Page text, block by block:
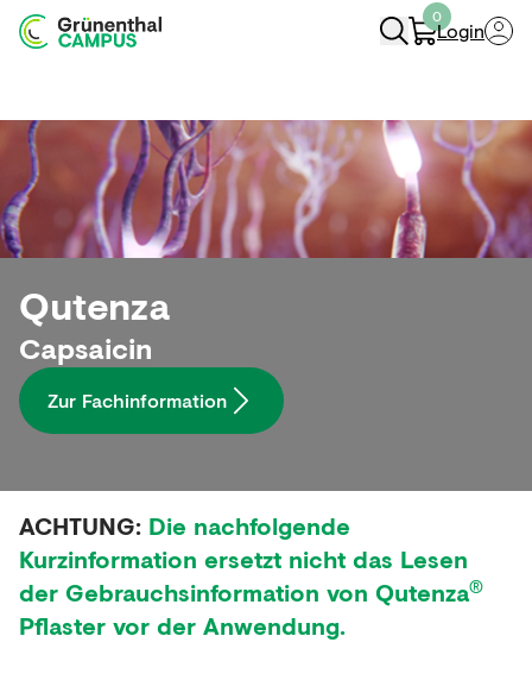
0
Login
Qutenza
Capsaicin​
Zur Fachinformation​
ACHTUNG: Die nachfolgende
Kurzinformation ersetzt nicht das Lesen
der Gebrauchsinformation von Qutenza®
Pflaster vor der Anwendung.